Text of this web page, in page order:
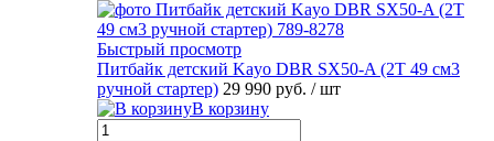
Быстрый просмотр
Питбайк детский Kayo DBR SX50-A (2T 49 см3
ручной стартер) 29 990 руб. / шт
В корзину